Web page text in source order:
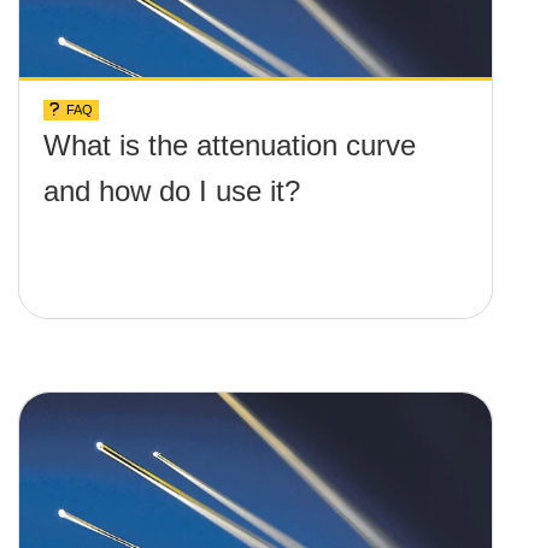
FAQ
What is the attenuation curve
and how do I use it?